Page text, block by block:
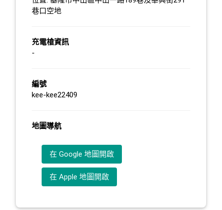
巷口空地
充電槍資訊
-
編號
kee-kee22409
地圖導航
在 Google 地圖開啟
在 Apple 地圖開啟